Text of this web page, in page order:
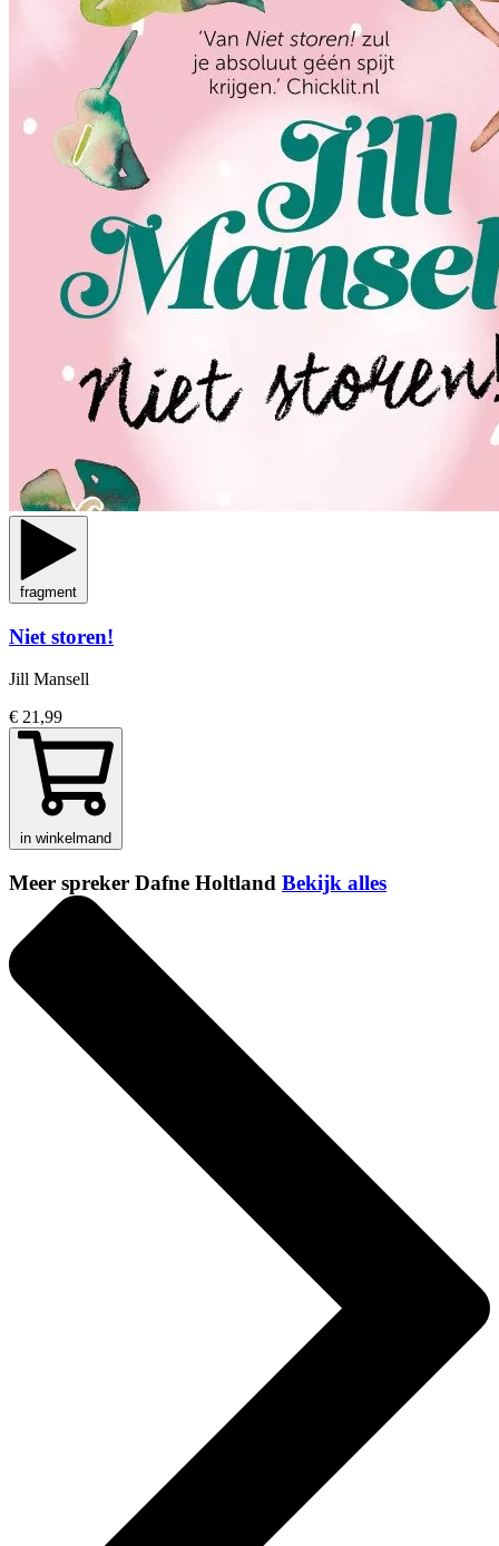
fragment
Niet storen!
Jill Mansell
€ 21,99
in winkelmand
Meer spreker Dafne Holtland Bekijk alles